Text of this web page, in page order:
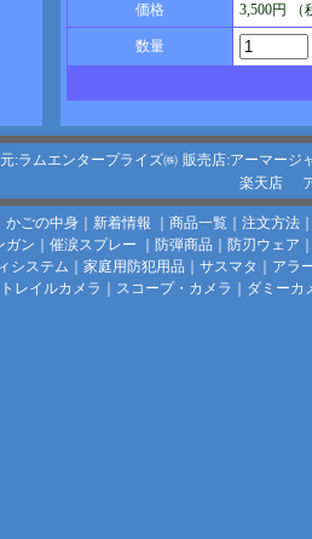
価格 3,500円 （
数量
:ラムエンタープライズ㈱ 販売店:アーマージ
楽天店
かごの中身｜ 新着情報 商品一覧｜ 注文方法
ガン 催涙スプレー 防弾商品 防刃ウェア
システム
家庭用防犯用品 サスマタ
アラ
トレイルカメラ
スコープ・カメラ ダミーカ